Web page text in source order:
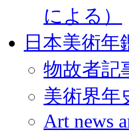
による）
日本美術年
物故者記
美術界年
Art news